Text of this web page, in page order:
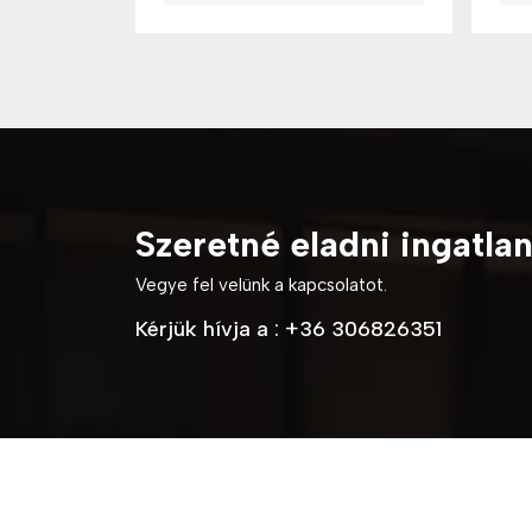
Szeretné eladni
Vegye fel velünk a kapcsolatot.
Kérjük hívja a : +36 306826351